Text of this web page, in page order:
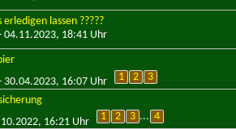
lassen ?????
04.11.2023, 18:41 Uhr
30.04.2023, 16:07 Uhr 1 2
3
16:21 Uhr 1 2 3 ... 4